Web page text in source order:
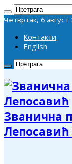
Четвртак, 6.август
Контакти
English
Званична